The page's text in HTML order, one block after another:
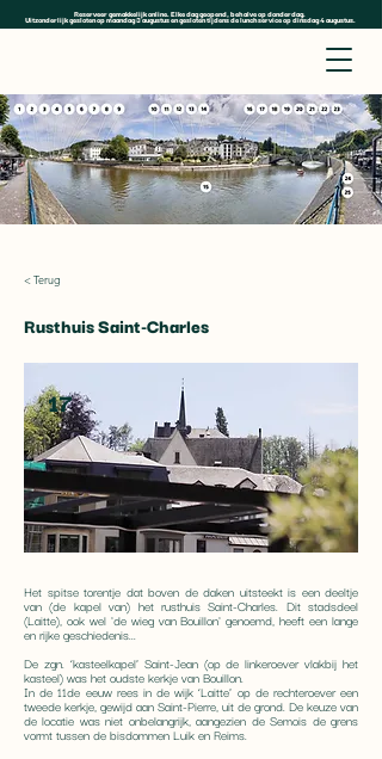
Reserveer gemakkelijk online. Elke dag geopend, behalve op donderdag.
Uitzonderlijk gesloten op maandag 3 augustus en gesloten tijdens de lunchservice op dinsdag 4 augustus.
< Terug
Rusthuis Saint-Charles
17
Het spitse torentje dat boven de daken uitsteekt is een deeltje
van (de kapel van) het rusthuis Saint-Charles. Dit stadsdeel
(Laitte), ook wel 'de wieg van Bouillon' genoemd, heeft een lange
en rijke geschiedenis...
De zgn. ‘kasteelkapel’ Saint-Jean (op de linkeroever vlakbij het
kasteel) was het oudste kerkje van Bouillon.
In de 11de eeuw rees in de wijk ‘Laitte’ op de rechteroever een
tweede kerkje, gewijd aan Saint-Pierre, uit de grond. De keuze van
de locatie was niet onbelangrijk, aangezien de Semois de grens
vormt tussen de bisdommen Luik en Reims.